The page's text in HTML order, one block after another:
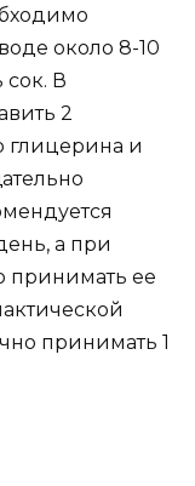
около 8-10
сок. В
2
глицерина и
а при
принимать ее
принимать 1